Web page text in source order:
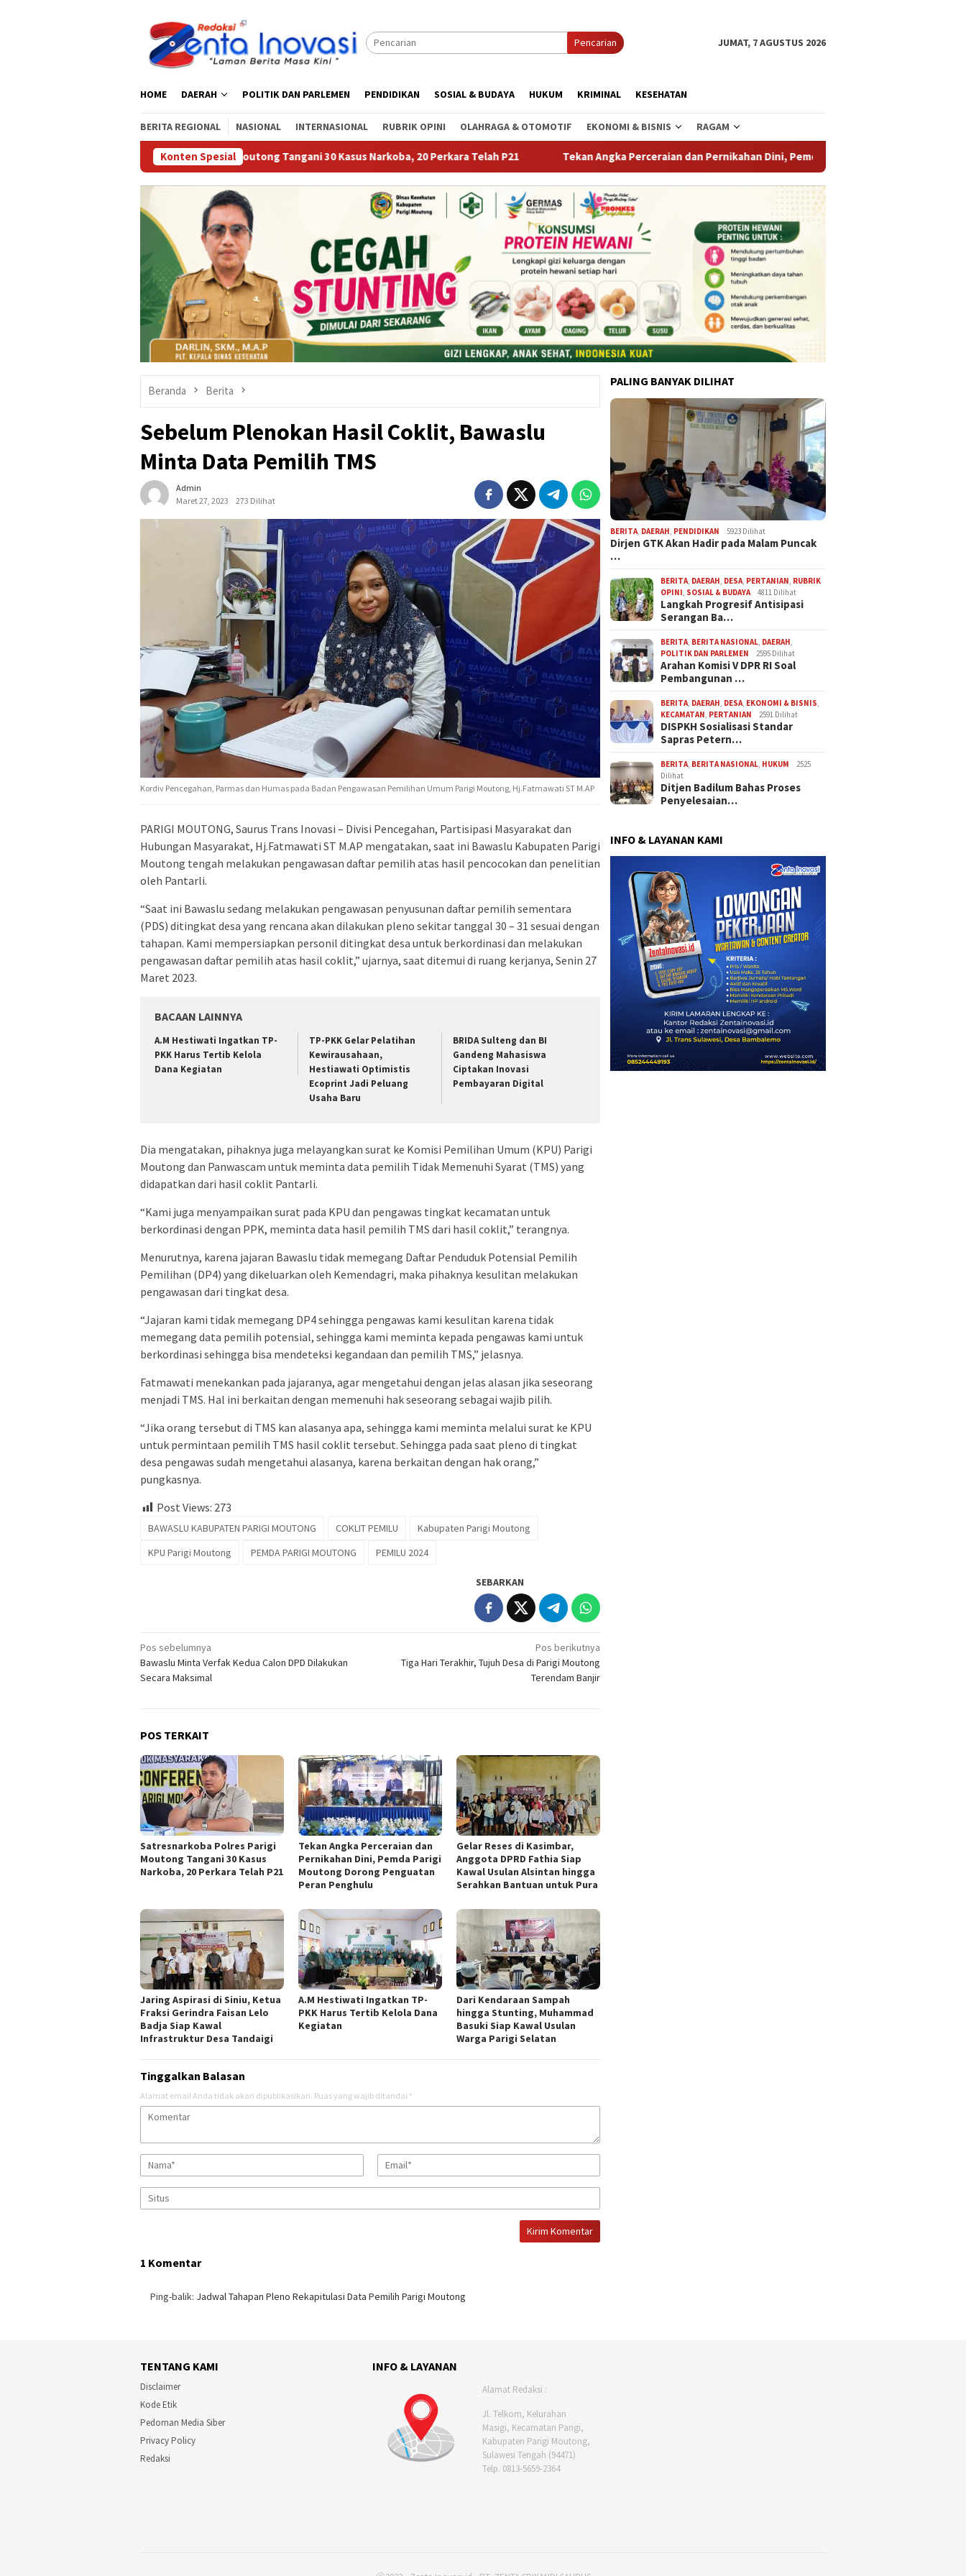
Pencarian JUMAT, 7 AGUSTUS 2026
HOME DAERAH POLITIK DAN PARLEMEN PENDIDIKAN SOSIAL & BUDAYA HUKUM KRIMINAL KESEHATAN
BERITA REGIONAL NASIONAL INTERNASIONAL RUBRIK OPINI OLAHRAGA & OTOMOTIF EKONOMI & BISNIS RAGAM
Konten Spesial
Polres Parigi Moutong Tangani 30 Kasus Narkoba, 20 Perkara Telah P21 Tekan Angka Perceraian dan Pernikahan Dini, Pemda Parigi Moutong Dorong Penguatan Peran
Beranda Berita
Sebelum Plenokan Hasil Coklit, Bawaslu
Minta Data Pemilih TMS
Admin
Maret 27, 2023
273 Dilihat
Kordiv Pencegahan, Parmas dan Humas pada Badan Pengawasan Pemilihan Umum Parigi Moutong, Hj.Fatmawati ST M.AP
PARIGI MOUTONG, Saurus Trans Inovasi – Divisi Pencegahan, Partisipasi Masyarakat dan
Hubungan Masyarakat, Hj.Fatmawati ST M.AP mengatakan, saat ini Bawaslu Kabupaten Parigi
Moutong tengah melakukan pengawasan daftar pemilih atas hasil pencocokan dan penelitian
oleh Pantarli.
“Saat ini Bawaslu sedang melakukan pengawasan penyusunan daftar pemilih sementara
(PDS) ditingkat desa yang rencana akan dilakukan pleno sekitar tanggal 30 – 31 sesuai dengan
tahapan. Kami mempersiapkan personil ditingkat desa untuk berkordinasi dan melakukan
pengawasan daftar pemilih atas hasil coklit,” ujarnya, saat ditemui di ruang kerjanya, Senin 27
Maret 2023.
BACAAN LAINNYA
A.M Hestiwati Ingatkan TP-
PKK Harus Tertib Kelola
Dana Kegiatan
TP-PKK Gelar Pelatihan
Kewirausahaan,
Hestiawati Optimistis
Ecoprint Jadi Peluang
Usaha Baru
BRIDA Sulteng dan BI
Gandeng Mahasiswa
Ciptakan Inovasi
Pembayaran Digital
Dia mengatakan, pihaknya juga melayangkan surat ke Komisi Pemilihan Umum (KPU) Parigi
Moutong dan Panwascam untuk meminta data pemilih Tidak Memenuhi Syarat (TMS) yang
didapatkan dari hasil coklit Pantarli.
“Kami juga menyampaikan surat pada KPU dan pengawas tingkat kecamatan untuk
berkordinasi dengan PPK, meminta data hasil pemilih TMS dari hasil coklit,” terangnya.
Menurutnya, karena jajaran Bawaslu tidak memegang Daftar Penduduk Potensial Pemilih
Pemilihan (DP4) yang dikeluarkan oleh Kemendagri, maka pihaknya kesulitan melakukan
pengawasan dari tingkat desa.
“Jajaran kami tidak memegang DP4 sehingga pengawas kami kesulitan karena tidak
memegang data pemilih potensial, sehingga kami meminta kepada pengawas kami untuk
berkordinasi sehingga bisa mendeteksi kegandaan dan pemilih TMS,” jelasnya.
Fatmawati menekankan pada jajaranya, agar mengetahui dengan jelas alasan jika seseorang
menjadi TMS. Hal ini berkaitan dengan memenuhi hak seseorang sebagai wajib pilih.
“Jika orang tersebut di TMS kan alasanya apa, sehingga kami meminta melalui surat ke KPU
untuk permintaan pemilih TMS hasil coklit tersebut. Sehingga pada saat pleno di tingkat
desa pengawas sudah mengetahui alasanya, karena berkaitan dengan hak orang,”
pungkasnya.
Post Views: 273
BAWASLU KABUPATEN PARIGI MOUTONG COKLIT PEMILU
Kabupaten Parigi Moutong
KPU Parigi Moutong
PEMDA PARIGI MOUTONG PEMILU 2024
SEBARKAN
Navigasi
pos
Pos sebelumnya
Bawaslu Minta Verfak Kedua Calon DPD Dilakukan
Secara Maksimal
Pos berikutnya
Tiga Hari Terakhir, Tujuh Desa di Parigi Moutong
Terendam Banjir
POS TERKAIT
Satresnarkoba Polres Parigi
Moutong Tangani 30 Kasus
Narkoba, 20 Perkara Telah P21
Tekan Angka Perceraian dan
Pernikahan Dini, Pemda Parigi
Moutong Dorong Penguatan
Peran Penghulu
Gelar Reses di Kasimbar,
Anggota DPRD Fathia Siap
Kawal Usulan Alsintan hingga
Serahkan Bantuan untuk Pura
Jaring Aspirasi di Siniu, Ketua
Fraksi Gerindra Faisan Lelo
Badja Siap Kawal
Infrastruktur Desa Tandaigi
A.M Hestiwati Ingatkan TP-
PKK Harus Tertib Kelola Dana
Kegiatan
Dari Kendaraan Sampah
hingga Stunting, Muhammad
Basuki Siap Kawal Usulan
Warga Parigi Selatan
Tinggalkan Balasan
Alamat email Anda tidak akan dipublikasikan. Ruas yang wajib ditandai *
1 Komentar
Ping-balik: Jadwal Tahapan Pleno Rekapitulasi Data Pemilih Parigi Moutong
PALING BANYAK DILIHAT
BERITA DAERAH PENDIDIKAN 5923 Dilihat
Dirjen GTK Akan Hadir pada Malam Puncak
…
BERITA DAERAH DESA PERTANIAN RUBRIK
OPINI SOSIAL & BUDAYA 4811 Dilihat
Langkah Progresif Antisipasi
Serangan Ba…
BERITA BERITA NASIONAL DAERAH
POLITIK DAN PARLEMEN
2595 Dilihat
Arahan Komisi V DPR RI Soal
Pembangunan …
BERITA DAERAH DESA EKONOMI & BISNIS
KECAMATAN PERTANIAN 2591 Dilihat
DISPKH Sosialisasi Standar
Sapras Petern…
BERITA BERITA NASIONAL HUKUM
2525
Dilihat
Ditjen Badilum Bahas Proses
Penyelesaian…
INFO & LAYANAN KAMI
TENTANG KAMI
Disclaimer
Kode Etik
Pedoman Media Siber
Privacy Policy
Redaksi
INFO & LAYANAN
Alamat Redaksi :
Jl. Telkom, Kelurahan
Masigi, Kecamatan Parigi,
Kabupaten Parigi Moutong,
Sulawesi Tengah (94471)
Telp. 0813-5659-2364